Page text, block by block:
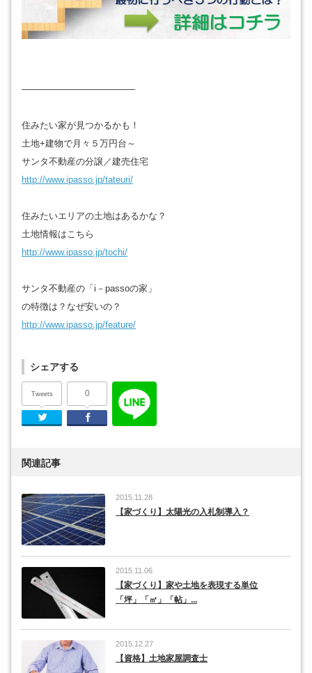
————————————–
住みたい家が見つかるかも！
土地+建物で月々５万円台～
サンタ不動産の分譲／建売住宅
http://www.ipasso.jp/tateuri/
住みたいエリアの土地はあるかな？
土地情報はこちら
http://www.ipasso.jp/tochi/
サンタ不動産の「i－passoの家」
の特徴は？なぜ安いの？
http://www.ipasso.jp/feature/
シェアする
Tweets
Twitter
0
Facebook
関連記事
2015.11.28
【家づくり】太陽光の入札制導入？
2015.11.06
【家づくり】家や土地を表現する単位
「坪」「㎡」「帖」...
2015.12.27
【資格】土地家屋調査士